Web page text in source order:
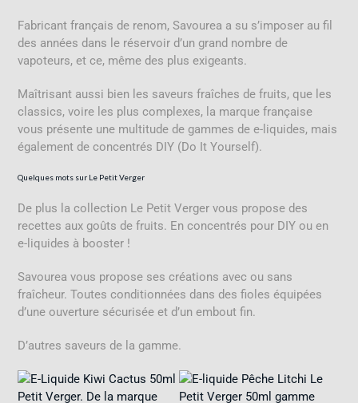
Fabricant français de renom, Savourea a su s’imposer au fil
des années dans le réservoir d’un grand nombre de
vapoteurs, et ce, même des plus exigeants.
Maîtrisant aussi bien les saveurs fraîches de fruits, que les
classics, voire les plus complexes, la marque française
vous présente une multitude de gammes de e-liquides, mais
également de concentrés DIY (Do It Yourself).
Quelques mots sur Le Petit Verger
De plus la collection Le Petit Verger vous propose des
recettes aux goûts de fruits. En concentrés pour DIY ou en
e-liquides à booster !
Savourea vous propose ses créations avec ou sans
fraîcheur. Toutes conditionnées dans des fioles équipées
d’une ouverture sécurisée et d’un embout fin.
D’autres saveurs de la gamme.